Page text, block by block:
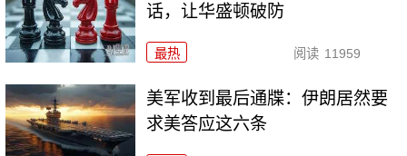
话，让华盛顿破防
最热 阅读 11959
美军收到最后通牒：伊朗居然要
求美答应这六条